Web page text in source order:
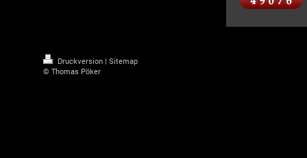
Druckversion | Sitemap
© Thomas Pöker